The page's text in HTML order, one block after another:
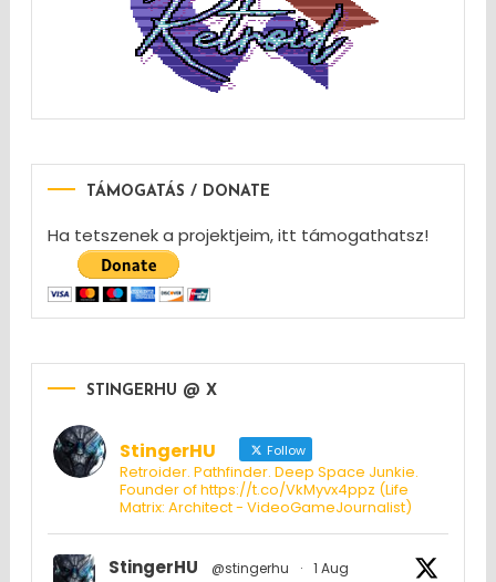
TÁMOGATÁS / DONATE
Ha tetszenek a projektjeim, itt támogathatsz!
STINGERHU @ X
StingerHU Follow
Retroider. Pathfinder. Deep Space Junkie.
Founder of https://t.co/VkMyvx4ppz (Life
Matrix: Architect - VideoGameJournalist)
StingerHU @stingerhu · 1 Aug